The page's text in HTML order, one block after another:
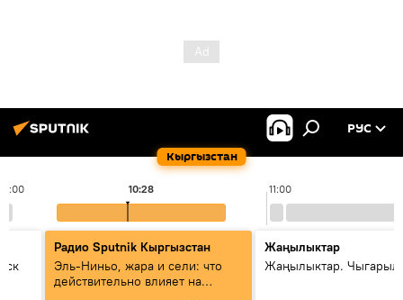
Кыргызстан
РУС
10:00 11:00
10:28
Радио Sputnik Кыргызстан
Эль-Ниньо, жара и сели: что
действительно влияет на
Жаңылыктар
Жаңылыктар.